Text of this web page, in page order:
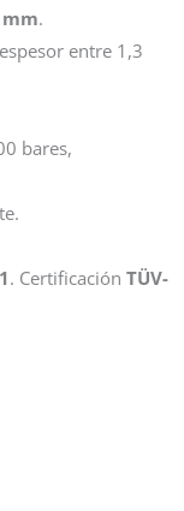
.
entre 1,3
bares,
. Certificación TÜV-